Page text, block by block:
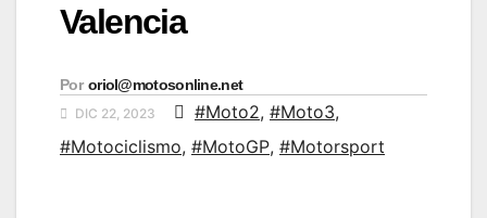
Valencia
Por oriol@motosonline.net
DIC 22, 2023 #Moto2, #Moto3,
#Motociclismo, #MotoGP, #Motorsport